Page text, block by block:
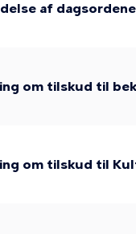
af
om tilskud til
om tilskud til